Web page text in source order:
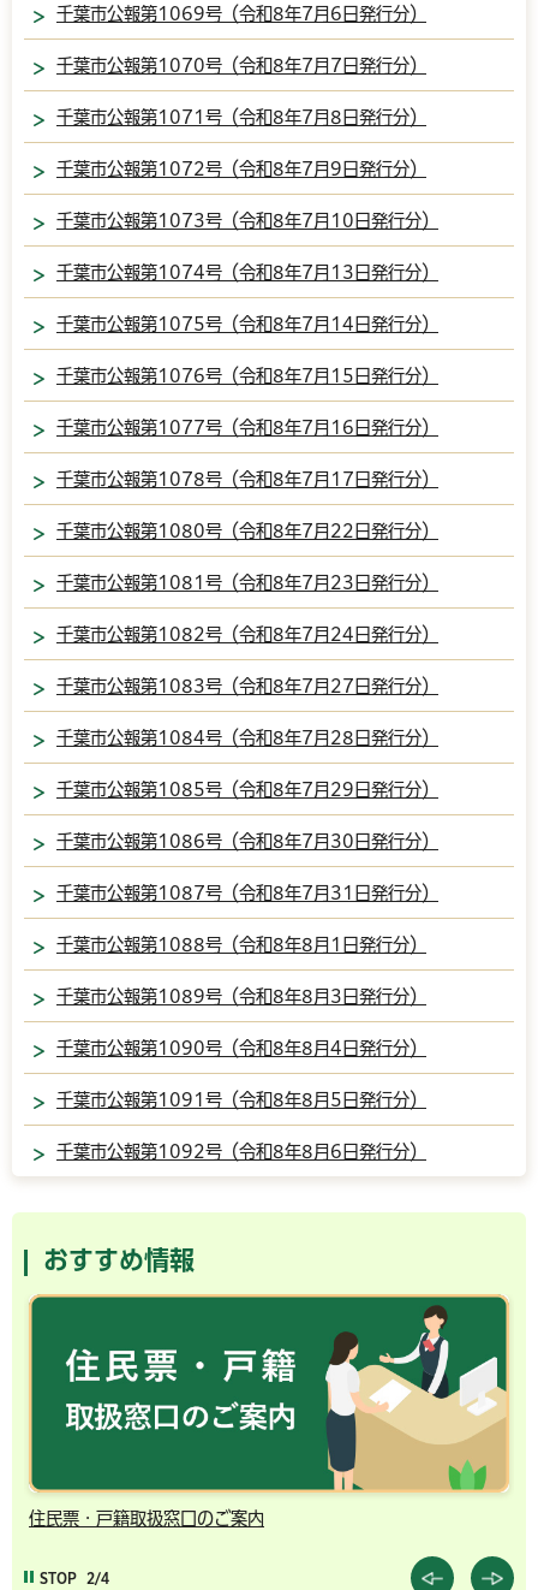
千葉市公報第1069号（令和8年7月6日発行分）
千葉市公報第1070号（令和8年7月7日発行分）
千葉市公報第1071号（令和8年7月8日発行分）
千葉市公報第1072号（令和8年7月9日発行分）
千葉市公報第1073号（令和8年7月10日発行分）
千葉市公報第1074号（令和8年7月13日発行分）
千葉市公報第1075号（令和8年7月14日発行分）
千葉市公報第1076号（令和8年7月15日発行分）
千葉市公報第1077号（令和8年7月16日発行分）
千葉市公報第1078号（令和8年7月17日発行分）
千葉市公報第1080号（令和8年7月22日発行分）
千葉市公報第1081号（令和8年7月23日発行分）
千葉市公報第1082号（令和8年7月24日発行分）
千葉市公報第1083号（令和8年7月27日発行分）
千葉市公報第1084号（令和8年7月28日発行分）
千葉市公報第1085号（令和8年7月29日発行分）
千葉市公報第1086号（令和8年7月30日発行分）
千葉市公報第1087号（令和8年7月31日発行分）
千葉市公報第1088号（令和8年8月1日発行分）
千葉市公報第1089号（令和8年8月3日発行分）
千葉市公報第1090号（令和8年8月4日発行分）
千葉市公報第1091号（令和8年8月5日発行分）
千葉市公報第1092号（令和8年8月6日発行分）
おすすめ情報
住民票・戸籍取扱窓口のご案内
STOP 2/4